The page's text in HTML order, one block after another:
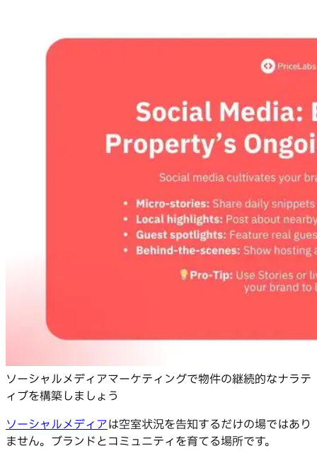
ソーシャルメディアマーケティングで物件の継続的なナラテ
ィブを構築しましょう
ソーシャルメディアは空室状況を告知するだけの場ではあり
ません。ブランドとコミュニティを育てる場所です。